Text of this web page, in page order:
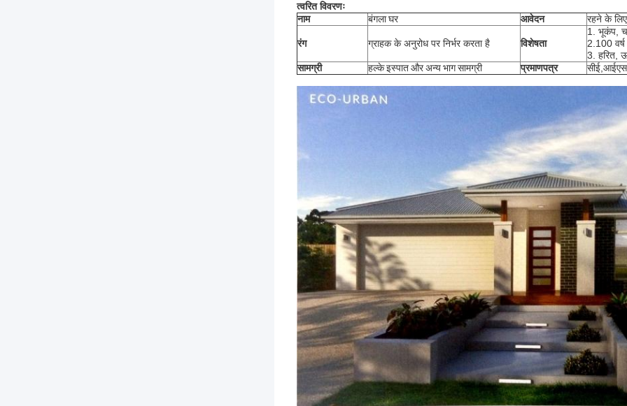
त्वरित विवरणः
नाम
बंगला घर आवेदन रहने के
रंग ग्राहक के अनुरोध पर निर्भर करता है विशेषता
1. भूकंप,
2.100
3. हरित,
सामग्री
हल्के इस्पात और अन्य भाग सामग्री प्रमाणपत्र